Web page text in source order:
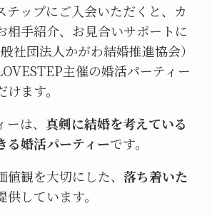
テップにご入会いただくと、カ
相手紹介、お見合いサポートに
社団法人かがわ結婚推進協会）
主催の婚活パーティー
ます。
は、 真剣に結婚を考えている
る婚活パーティーです。
観を大切にした、 落ち着いた
供しています。